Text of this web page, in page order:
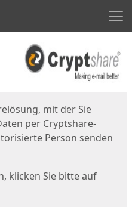
mit der Sie
per Cryptshare-
Person senden
klicken Sie bitte auf